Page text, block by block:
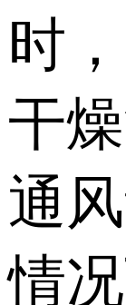
时
干
通
情